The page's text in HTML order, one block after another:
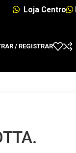
Loja Centro
/ REGISTRAR